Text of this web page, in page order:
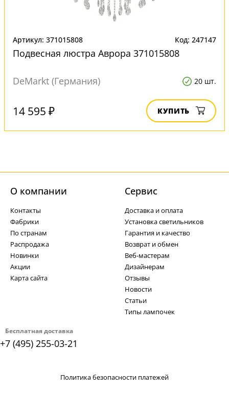
Артикул: 371015808 Код: 247147
Подвесная люстра Аврора 371015808
DeMarkt (Германия) 20 шт.
14 595 ₽ КУПИТЬ
Бесплатная доставка
+7 (495) 255-03-21
О компании
Контакты
Фабрики
По странам
Распродажа
Новинки
Акции
Карта сайта
Cервис
Доставка и оплата
Установка светильников
Гарантия и качество
Возврат и обмен
Веб-мастерам
Дизайнерам
Отзывы
Новости
Статьи
Типы лампочек
Политика безопасности платежей